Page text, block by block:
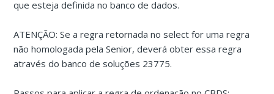
que esteja definida no banco de dados.
ATENÇÃO: Se a regra retornada no select for uma regra
não homologada pela Senior, deverá obter essa regra
através do banco de soluções 23775.